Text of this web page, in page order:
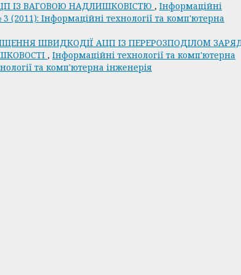
ІЗ ВАГОВОЮ НАДЛИШКОВІСТЮ , Інформаційні
(2011): Інформаційні технології та комп'ютерна
ШВИДКОДІЇ АЦП ІЗ ПЕРЕРОЗПОДІЛОМ
, Інформаційні технології та комп'ютерна
та комп'ютерна інженерія